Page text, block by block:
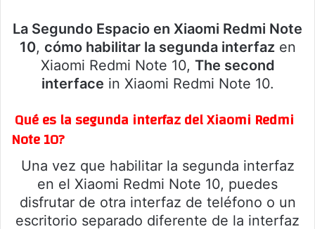
La Segundo Espacio en Xiaomi Redmi Note
10, cómo habilitar la segunda interfazen
Xiaomi Redmi Note 10, The second
interface in Xiaomi Redmi Note 10.
Qué es la segunda interfaz del Xiaomi Redmi
Note 10?
Una vez que habilitar la segunda interfaz
en el Xiaomi Redmi Note 10, puedes
disfrutar de otra interfaz de teléfono o un
escritorio separado diferente de la interfaz